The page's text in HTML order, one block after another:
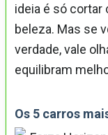
ideia é só cortar
beleza. Mas se
verdade, vale
equilibram
Os 5 carros